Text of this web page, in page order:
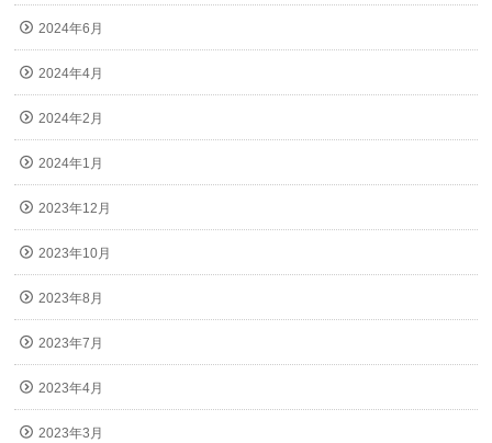
2024年6月
2024年4月
2024年2月
2024年1月
2023年12月
2023年10月
2023年8月
2023年7月
2023年4月
2023年3月